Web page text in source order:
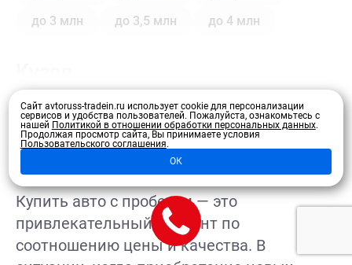
до 3 млн до 3,5 млн до 4 млн
Купе Внедорожник Внедорожник 5 дв.
Седан Хэтчбек 3 дв. Хэтчбек 5 дв.
Лифтбэк Минивэн Кроссовер
Универсал Универсал 5 дв.
Цвет
Развернуть
Купить авто с пробегом — это
привлекательный вариант по
соотношению цены и качества. В
Сайт avtoruss-tradein.ru использует cookie для персонализации
сервисов и удобства пользователей. Пожалуйста, ознакомьтесь с
нашей Политикой в отношении обработки персональных данных.
Продолжая просмотр сайта, Вы принимаете условия
Пользовательского соглашения.
ОК